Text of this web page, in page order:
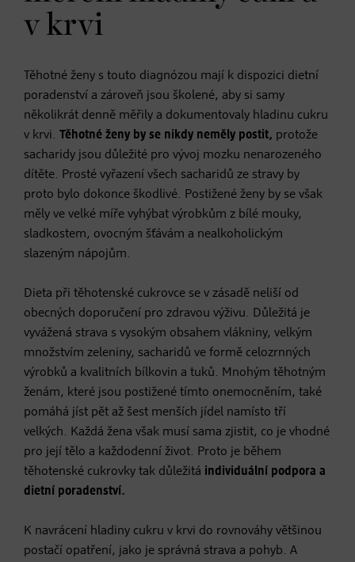
v krvi
Těhotné ženy s touto diagnózou mají k dispozici dietní
poradenství a zároveň jsou školené, aby si samy
několikrát denně měřily a dokumentovaly hladinu cukru
v krvi. Těhotné ženy by se nikdy neměly postit, protože
sacharidy jsou důležité pro vývoj mozku nenarozeného
dítěte. Prosté vyřazení všech sacharidů ze stravy by
proto bylo dokonce škodlivé. Postižené ženy by se však
měly ve velké míře vyhýbat výrobkům z bílé mouky,
sladkostem, ovocným šťávám a nealkoholickým
slazeným nápojům.
Dieta při těhotenské cukrovce se v zásadě neliší od
obecných doporučení pro zdravou výživu. Důležitá je
vyvážená strava s vysokým obsahem vlákniny, velkým
množstvím zeleniny, sacharidů ve formě celozrnných
výrobků a kvalitních bílkovin a tuků. Mnohým těhotným
ženám, které jsou postižené tímto onemocněním, také
pomáhá jíst pět až šest menších jídel namísto tří
velkých. Každá žena však musí sama zjistit, co je vhodné
pro její tělo a každodenní život. Proto je během
těhotenské cukrovky tak důležitá individuální podpora a
dietní poradenství.
K navrácení hladiny cukru v krvi do rovnováhy většinou
postačí opatření, jako je správná strava a pohyb. A